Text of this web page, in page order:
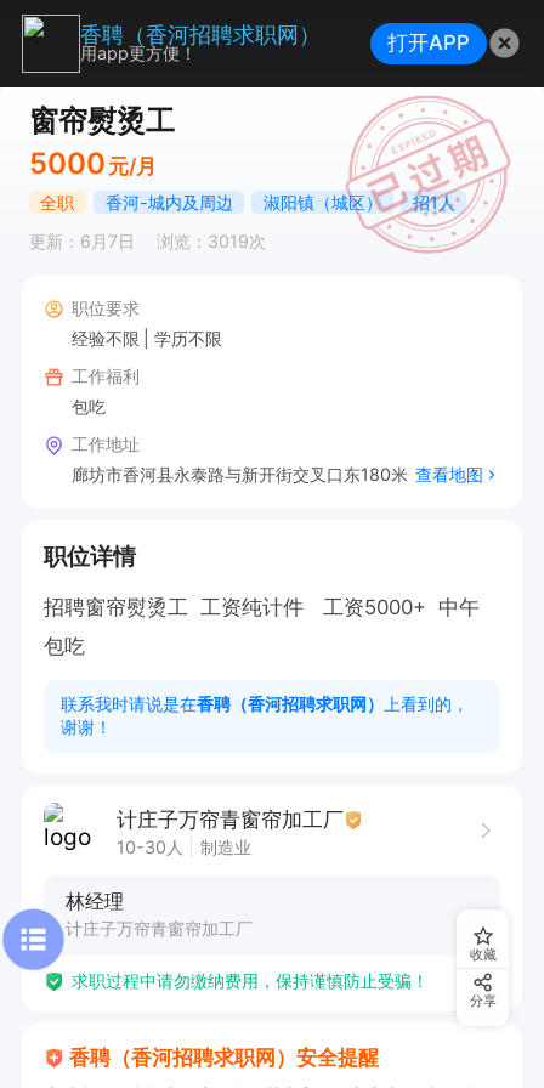
窗帘熨烫工
5000 元/月
全职 香河-城内及周边 淑阳镇（城区）
招1人
更新：6月7日
浏览：3019次
职位要求
经验不限
学历不限
工作福利
包吃
工作地址
廊坊市香河县永泰路与新开街交叉口东180米 查看地图
职位详情
招聘窗帘熨烫工  工资纯计件   工资5000+  中午
包吃
联系我时请说是在香聘（香河招聘求职网）
上看到的，
谢谢！
计庄子万帘青窗帘加工厂
10-30人 制造业
林经理
计庄子万帘青窗帘加工厂
求职过程中请勿缴纳费用，保持谨慎防止受骗！
香聘（香河招聘求职网）安全提醒
收藏
分享
香聘（香河招聘求职网）
用app更方便！ 打开APP